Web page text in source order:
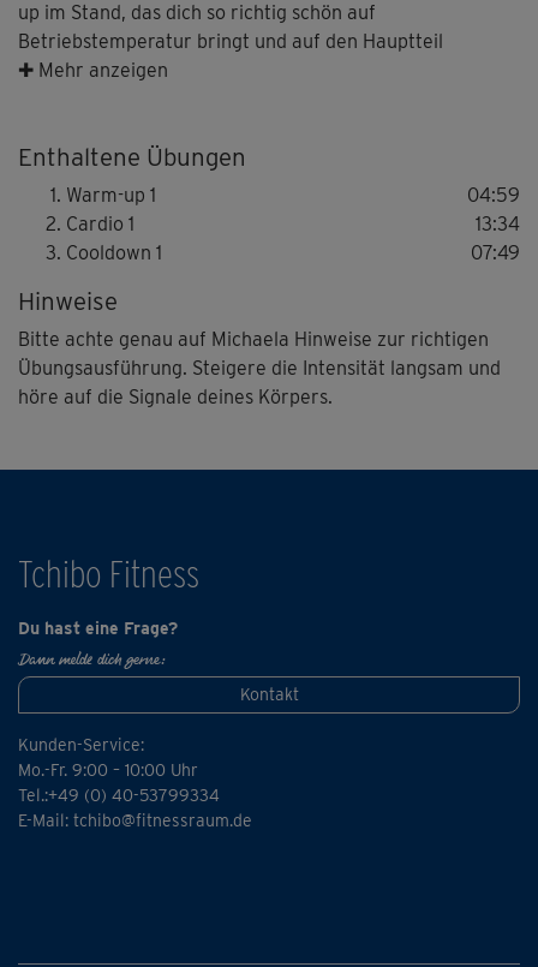
up im Stand, das dich so richtig schön auf
Betriebstemperatur bringt und auf den Hauptteil
vorbereitet: Herz-Kreislauf-Training, das einfach Spaß
✚ Mehr anzeigen
Enthaltene Übungen
Warm-up 1
04:59
Cardio 1
13:34
Cooldown 1
07:49
Hinweise
Bitte achte genau auf Michaela Hinweise zur richtigen
Übungsausführung. Steigere die Intensität langsam und
höre auf die Signale deines Körpers.
Tchibo Fitness
Du hast eine Frage?
Dann melde dich gerne:
Kontakt
Kunden-Service:
Mo.-Fr. 9:00 – 10:00 Uhr
Tel.:+49 (0) 40-53799334
E-Mail: tchibo@fitnessraum.de